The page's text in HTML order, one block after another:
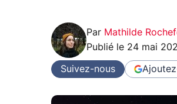
Par Mathilde
Publié le 24 mai
Suivez-nous